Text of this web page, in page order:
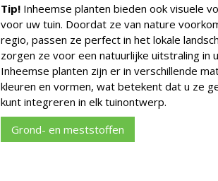
Tip! Inheemse planten bieden ook visuele
voor uw tuin. Doordat ze van nature
regio, passen ze perfect in het lokale
zorgen ze voor een natuurlijke uitstraling in
Inheemse planten zijn er in verschillende
kleuren en vormen, wat betekent dat u ze
kunt integreren in elk tuinontwerp.
Grond- en meststoffen